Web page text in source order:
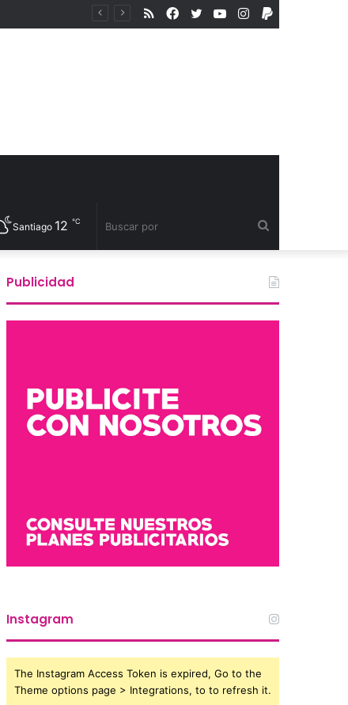
PayPal
Instagram
YouTube
Twitter
Facebook
RSS
por
Santiago 12 ℃
Publicidad
Instagram
The Instagram Access Token is expired, Go to the
Theme options page > Integrations, to to refresh it.